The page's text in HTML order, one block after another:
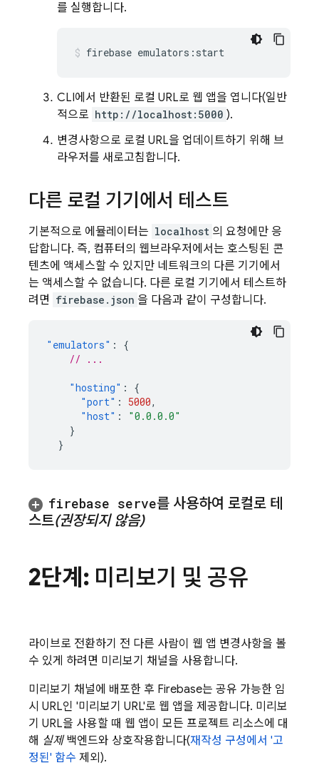
를 실행합니다.
firebase emulators:start
CLI에서 반환된 로컬 URL로 웹 앱을 엽니다(일반
적으로 http://localhost:5000 ).
변경사항으로 로컬 URL을 업데이트하기 위해 브
라우저를 새로고침합니다.
다른 로컬 기기에서 테스트
기본적으로 에뮬레이터는 localhost 의 요청에만 응
답합니다. 즉, 컴퓨터의 웹브라우저에서는 호스팅된 콘
텐츠에 액세스할 수 있지만 네트워크의 다른 기기에서
는 액세스할 수 없습니다. 다른 로컬 기기에서 테스트하
려면 firebase.json 을 다음과 같이 구성합니다.
"emulators" :
{
// ...
"hosting" :
{
"port" : 5000,
"host" :
"0.0.0.0"
}
}
firebase serve를 사용하여 로컬로 테
스트(권장되지 않음)
2단계: 미리보기 및 공유
라이브로 전환하기 전 다른 사람이 웹 앱 변경사항을 볼
수 있게 하려면 미리보기 채널을 사용합니다.
미리보기 채널에 배포한 후 Firebase는 공유 가능한 임
시 URL인 '미리보기 URL'로 웹 앱을 제공합니다. 미리보
기 URL을 사용할 때 웹 앱이 모든 프로젝트 리소스에 대
해 실제백엔드와 상호작용합니다(재작성 구성에서 '고
정된' 함수 제외).